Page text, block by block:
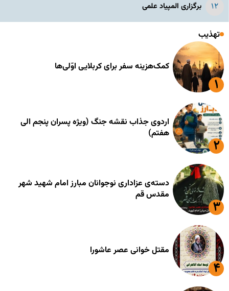
برگزاری المپیاد علمی
تهذیب
کمک‌هزینه سفر برای کربلایی اوّلی‌ها
اردوی جذاب نقشه جنگ (ویژه پسران پنجم الی
هفتم)
دسته‌ی عزاداری نوجوانان مبارز امام شهید شهر
مقدس قم
مقتل خوانی عصر عاشورا